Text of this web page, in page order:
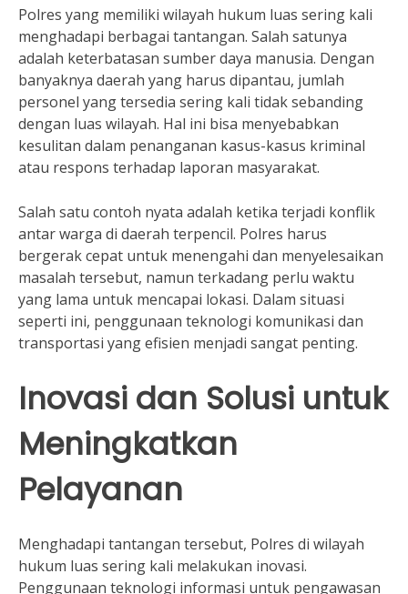
Polres yang memiliki wilayah hukum luas sering kali
menghadapi berbagai tantangan. Salah satunya
adalah keterbatasan sumber daya manusia. Dengan
banyaknya daerah yang harus dipantau, jumlah
personel yang tersedia sering kali tidak sebanding
dengan luas wilayah. Hal ini bisa menyebabkan
kesulitan dalam penanganan kasus-kasus kriminal
atau respons terhadap laporan masyarakat.
Salah satu contoh nyata adalah ketika terjadi konflik
antar warga di daerah terpencil. Polres harus
bergerak cepat untuk menengahi dan menyelesaikan
masalah tersebut, namun terkadang perlu waktu
yang lama untuk mencapai lokasi. Dalam situasi
seperti ini, penggunaan teknologi komunikasi dan
transportasi yang efisien menjadi sangat penting.
Inovasi dan Solusi untuk
Meningkatkan
Pelayanan
Menghadapi tantangan tersebut, Polres di wilayah
hukum luas sering kali melakukan inovasi.
Penggunaan teknologi informasi untuk pengawasan